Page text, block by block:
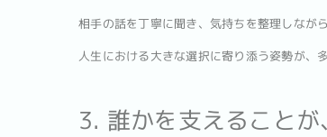
相手の話を丁寧に聞き、気持ちを整理しなが
人生における大きな選択に寄り添う姿勢が、
3. 誰かを支えること